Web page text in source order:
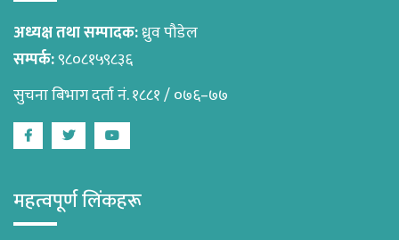
अध्यक्ष तथा सम्पादक:ध्रुव पौडेल
सम्पर्क:९८०८१५९८३६
सुचना बिभाग दर्ता नं. १८८१ / ०७६–७७
FacebookTwitterYoutube
महत्वपूर्ण लिंकहरू